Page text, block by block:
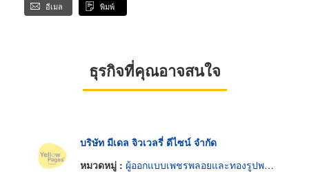
อีเมล พิมพ์
ธุรกิจที่คุณอาจสนใจ
บริษัท มีเดล จิวเวลรี่ ดีไซน์ จำกัด
หมวดหมู่ : ผู้ออกแบบเพชรพลอยและทองรูปพรรณ